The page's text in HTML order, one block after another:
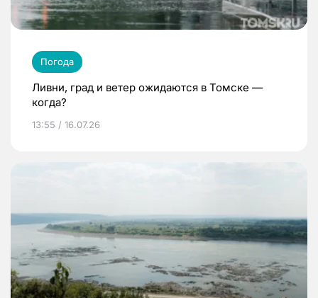
Погода
Ливни, град и ветер ожидаются в Томске —
когда?
13:55 / 16.07.26